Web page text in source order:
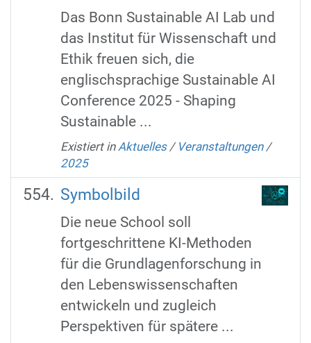
Das Bonn Sustainable AI Lab und
das Institut für Wissenschaft und
Ethik freuen sich, die
englischsprachige Sustainable AI
Conference 2025 - Shaping
Sustainable ...
Existiert in Aktuelles / Veranstaltungen /
2025
Symbolbild
Die neue School soll
fortgeschrittene KI-Methoden
für die Grundlagenforschung in
den Lebenswissenschaften
entwickeln und zugleich
Perspektiven für spätere ...